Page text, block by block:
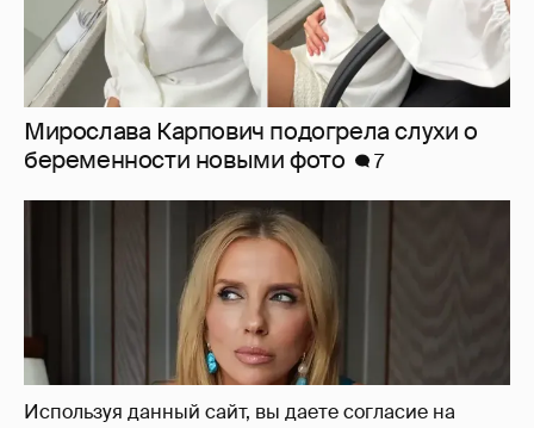
Используя данный сайт, вы даете согласие на
Светлана Бондарчук в синих колготках
снялась в новой фотосессии